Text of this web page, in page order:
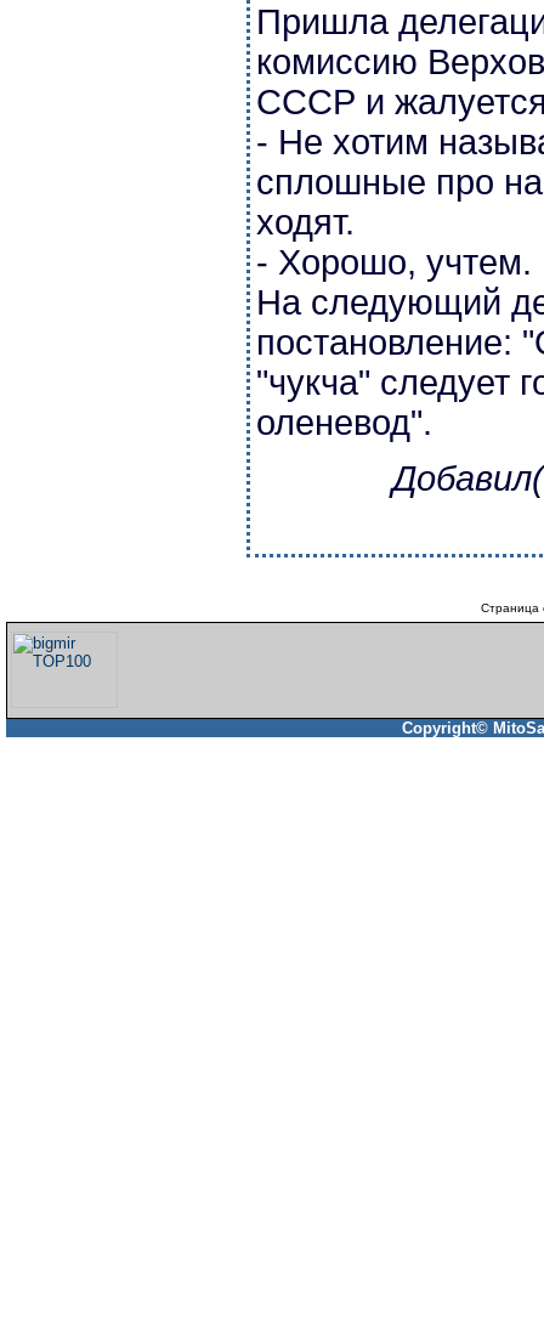
Пришла
комиссию
СССР и
- Не хотим
сплошные про
ходят.
- Хорошо, учтем.
На следующий
постановление:
"чукча" следует
оленевод".
Страница
Copyright©